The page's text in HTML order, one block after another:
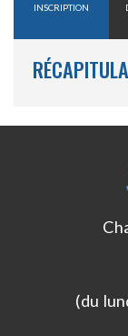
INSCRIPTION
(du